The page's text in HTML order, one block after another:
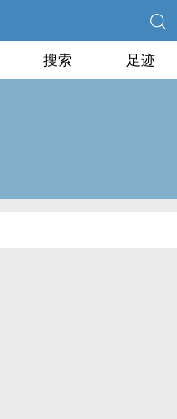
搜索 足迹